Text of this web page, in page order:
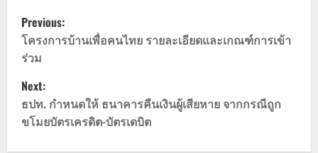
P
o
s
t
n
Previous:
โครงการบ้านเพื่อคนไทย รายละเอียดและเกณฑ์การเข้า
ร่วม
Next:
ธปท. กำหนดให้ ธนาคารคืนเงินผู้เสียหาย จากกรณีถูก
ขโมยบัตรเครดิต-บัตรเดบิต